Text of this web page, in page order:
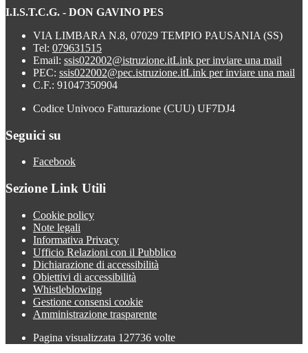
I.I.S.T.C.G. - DON GAVINO PES
VIA LIMBARA N.8, 07029 TEMPIO PAUSANIA (SS)
Tel: 079631515
Email: ssis022002@istruzione.itLink per inviare una mail
PEC: ssis022002@pec.istruzione.itLink per inviare una mail
C.F.: 91047350904
Codice Univoco Fatturazione (CUU) UF7DJ4
Seguici su
Facebook
Sezione Link Utili
Cookie policy
Note legali
Informativa Privacy
Ufficio Relazioni con il Pubblico
Dichiarazione di accessibilità
Obiettivi di accessibilità
Whistleblowing
Gestione consensi cookie
Amministrazione trasparente
Pagina visualizzata 127736 volte